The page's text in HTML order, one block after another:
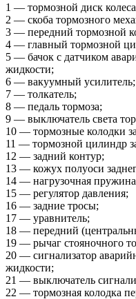
1 — тормозной диск
2 — скоба тормозного
3 — передний тормозной
4 — главный тормозной
5 — бачок с датчиком
жидкости;
6 — вакуумный усилитель;
7 — толкатель;
8 — педаль тормоза;
9 — выключатель света
10 — тормозные колодки
11 — тормозной цилиндр
12 — задний контур;
13 — кожух полуоси
14 — нагрузочная
15 — регулятор давления;
16 — задние тросы;
17 — уравнитель;
18 — передний
19 — рычаг стояночного
20 — сигнализатор
жидкости;
21 — выключатель
22 — тормозная колодка